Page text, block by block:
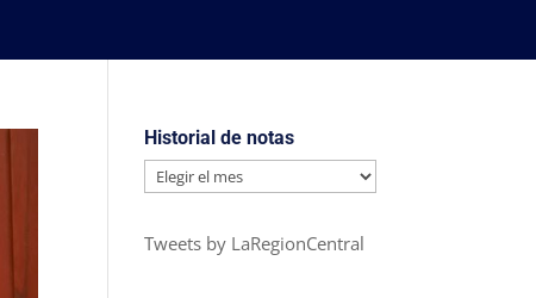
Historial de notas
Historial
notas
Tweets by LaRegionCentral